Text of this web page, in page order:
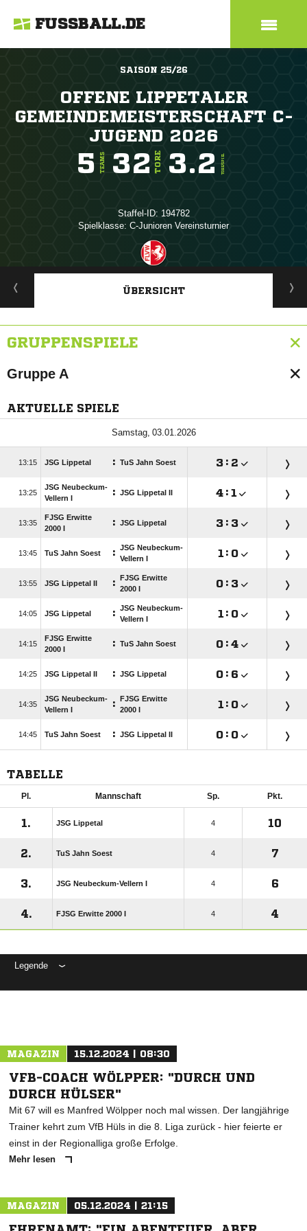
FUSSBALL.DE
SAISON 25/26
OFFENE LIPPETALER
GEMEINDEMEISTERSCHAFT C-
JUGEND 2026
5 TEAMS 32 TORE 3.2 TORE/SPIEL
Staffel-ID: 194782
Spielklasse: C-Junioren Vereinsturnier
ANZEIGE
ÜBERSICHT
GRUPPENSPIELE
Gruppe A
AKTUELLE SPIELE
 
 JSG Lippetal : TuS Jahn Soest  : 

JSG Neubeckum-
Vellern I
: JSG Lippetal II  : 

FJSG Erwitte
2000 I
: JSG Lippetal  : 
 TuS Jahn Soest : JSG Neubeckum-
Vellern I
 : 
 JSG Lippetal II : FJSG Erwitte
2000 I
 : 
 JSG Lippetal : JSG Neubeckum-
Vellern I
 : 

FJSG Erwitte
2000 I
: TuS Jahn Soest  : 
 JSG Lippetal II : JSG Lippetal  : 

JSG Neubeckum-
Vellern I
: FJSG Erwitte
2000 I
 : 
 TuS Jahn Soest : JSG Lippetal II  : 
TABELLE
Pl. Mannschaft Sp. Pkt.
1. JSG Lippetal 4 10
2. TuS Jahn Soest 4 7
3. JSG Neubeckum-Vellern I 4 6
4. FJSG Erwitte 2000 I 4 4
Legende
MAGAZIN 15.12.2024 | 08:30
VFB-COACH WÖLPPER: "DURCH UND
DURCH HÜLSER"
Mit 67 will es Manfred Wölpper noch mal wissen. Der langjährige
Trainer kehrt zum VfB Hüls in die 8. Liga zurück - hier feierte er
einst in der Regionalliga große Erfolge.
Mehr lesen
MAGAZIN 05.12.2024 | 21:15